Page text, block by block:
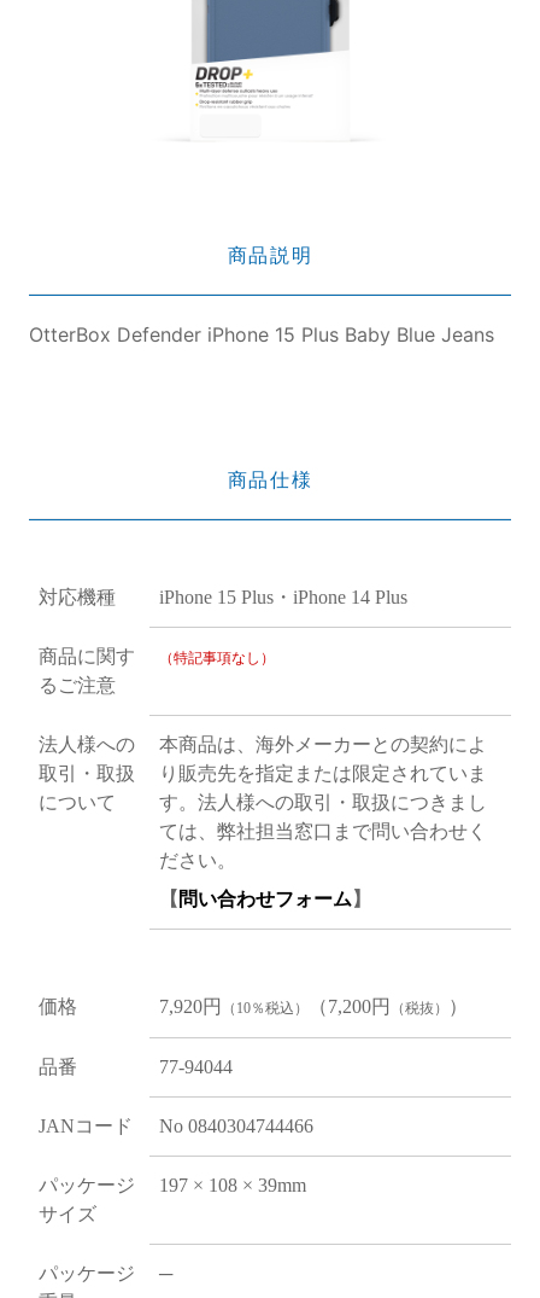
商品説明
OtterBox Defender iPhone 15 Plus Baby Blue Jeans
商品仕様
対応機種 iPhone 15 Plus・iPhone 14 Plus
商品に関す
るご注意
（特記事項なし）
法人様への
取引・取扱
について
本商品は、海外メーカーとの契約によ
り販売先を指定または限定されていま
す。法人様への取引・取扱につきまし
ては、弊社担当窓口まで問い合わせく
ださい。
【 問い合わせフォーム 】
価格 7,920円 （10％税込） （7,200円 （税抜） ）
品番 77-94044
JANコード No 0840304744466
パッケージ
サイズ
197 × 108 × 39mm
パッケージ
─